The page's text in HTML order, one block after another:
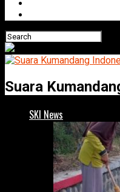
Suara
SKI News